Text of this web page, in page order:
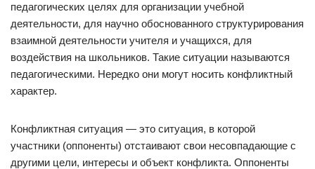
педагогических целях для организации учебной
деятельности, для научно обоснованного структурирования
взаимной деятельности учителя и учащихся, для
воздействия на школьников. Такие ситуации называются
педагогическими. Нередко они могут носить конфликтный
характер.
Конфликтная ситуация — это ситуация, в которой
участники (оппоненты) отстаивают свои несовпадающие с
другими цели, интересы и объект конфликта. Оппоненты